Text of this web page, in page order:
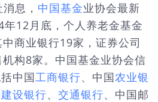
息， 中国基金业协会最新
12月底，个人养老金基金
商业银行19家，证券公司
构8家。中国基金业协会信
中国工商银行、中国农业银
建设银行、 交通银行、中国邮